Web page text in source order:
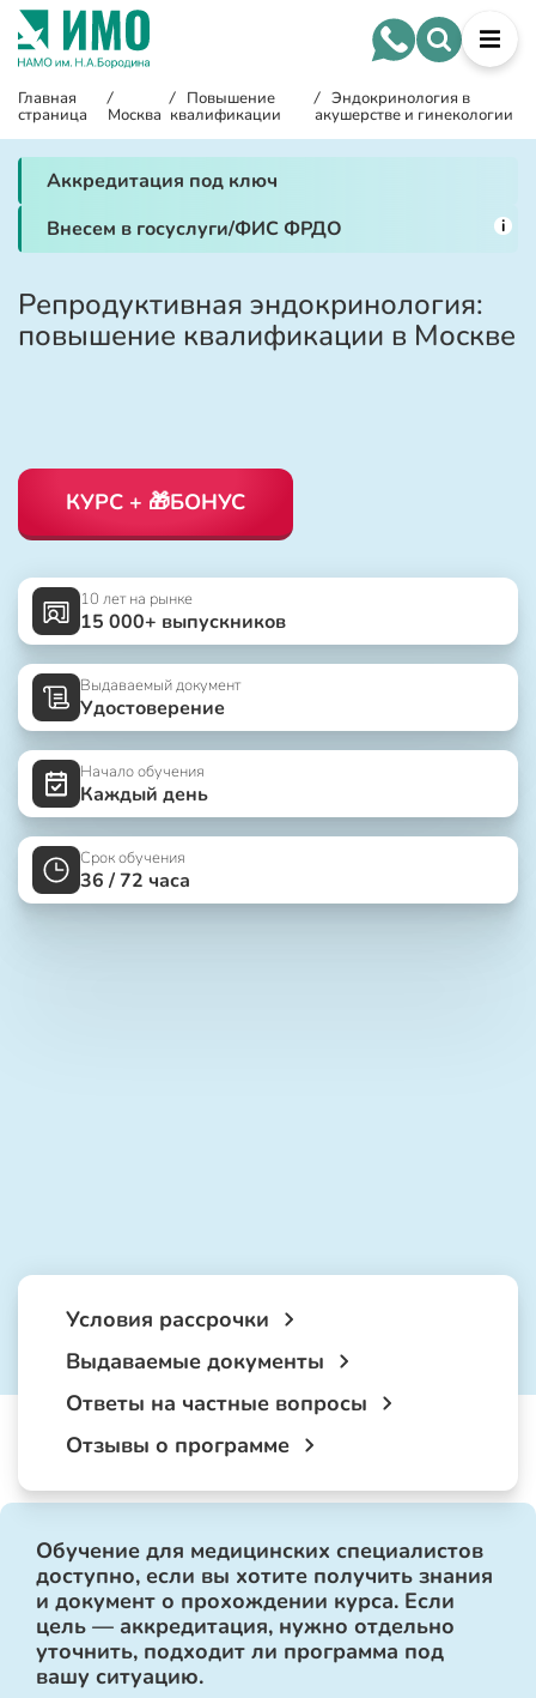
Главная
страница
/
Москва
/ Повышение
квалификации
/ Эндокринология в
акушерстве и гинекологии
Аккредитация под ключ
Внесем в госуслуги/ФИС ФРДО
i
Репродуктивная эндокринология:
повышение квалификации в Москве
КУРС + 🎁БОНУС
10 лет на рынке
15 000+ выпускников
Выдаваемый документ
Удостоверение
Начало обучения
Каждый день
Срок обучения
36 / 72 часа
Условия рассрочки
Выдаваемые документы
Ответы на частные вопросы
Отзывы о программе
Обучение для медицинских специалистов
доступно, если вы хотите получить знания
и документ о прохождении курса. Если
цель — аккредитация, нужно отдельно
уточнить, подходит ли программа под
вашу ситуацию.